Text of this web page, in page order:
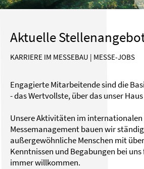
Aktuelle
KARRIERE IM MESSEBAU | MESSE-JOBS
Engagierte Mitarbeitende sind die
- das Wertvollste, über das unser
Unsere Aktivitäten im internationalen
Messemanagement bauen wir
außergewöhnliche Menschen mit
Kenntnissen und Begabungen bei uns
immer willkommen.